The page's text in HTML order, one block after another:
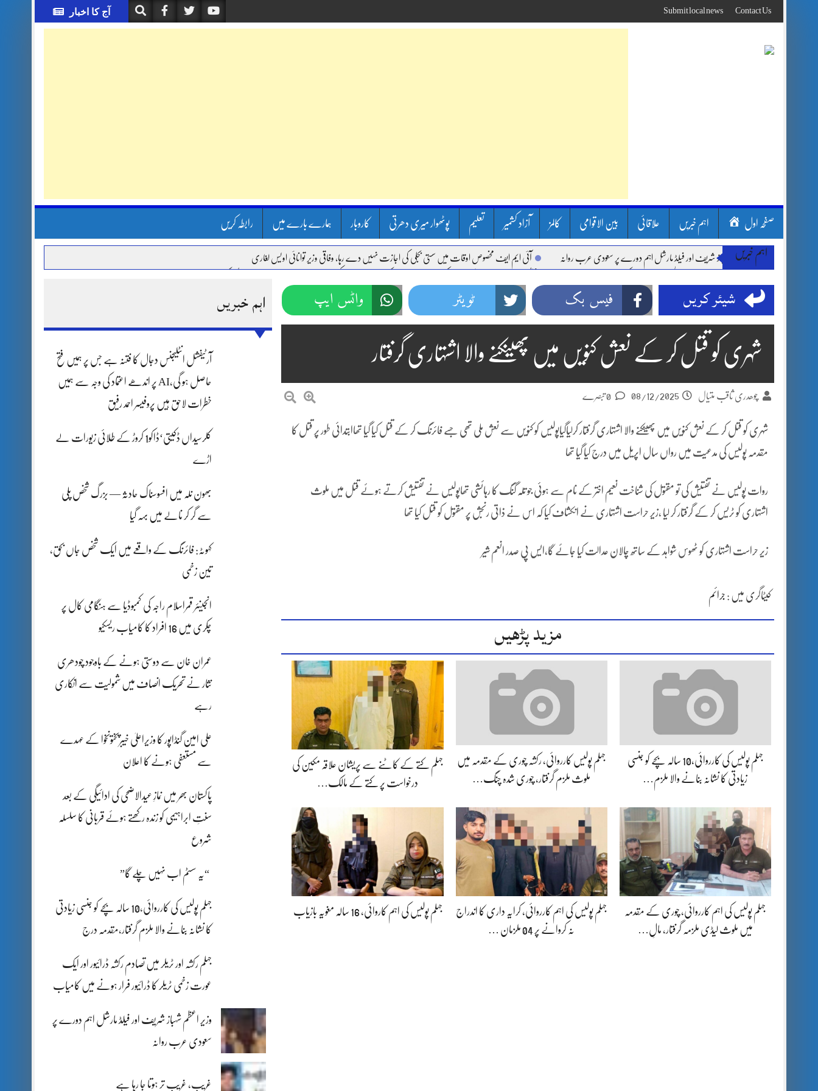
to
content
آج کا اخبار Contact Us
Submit local news
صفحہ اول اہم خبریں علاقائی بین الاقوامی کالمز آزاد کشمیر تعلیم پوٹھوار میری دھرتی کاروبار ہمارے بارے میں رابطہ کریں
اہم خبریں
وزیر اعظم شہباز شریف اور فیلڈ مارشل اہم دورے پر سعودی عرب روانہ آئی ایم ایف مخصوص اوقات میں سستی بجلی کی اجازت نہیں دے رہا، وفاقی وزیر توانائی اویس لغاری
ڈپٹی کمشنر راولپنڈی کیپٹن(ر) ندیم ناصر کا دورہء کلرسیداں اسلام آباد میں غیرملکی وفود کی آمد کے موقع پر ڈیوٹی سے غائب پولیس اہلکاروں کیخلاف سخت ایکشن، 2 اے ایس آئی سمیت 12 اہلکاروں کو نوکری سے فارغ کردیا گیا۔
مون سون بارشیں، لینڈ سلائیڈنگ اور کوٹلی ستیاں کے نظر انداز متاثرین اسسٹنٹ کمشنر کلرسیداں سیدہ زینب حسین کی پریس کانفرنس شہید گر وپ کیپٹنعاصم طارق مکمل فوجی اعزاز کے ساتھ سپردِ خاک
اہم خبریں
آرٹیفشل انٹلیجنس دجال کا فتنہ ہے جس پر ہمیں فتح
حاصل ہو گی،AI پر اندھے اعتماد کی وجہ سے ہمیں
خطرات لاحق ہیں پروفیسر احمد رفیق
کلرسیداں ڈکیتی‘ڈاکو1 کروڑ کے طلائی زیورات لے
اڑے
بھون نلہ میں افسوسناک حادثہ — بزرگ شخص پلی
سے گر کر نالے میں بہہ گیا
کہوٹہ: فائرنگ کے واقعے میں ایک شخص جاں بحق،
تین زخمی
انجینئر قمراسلام راجہ کی کمبوڈیا سے ہنگامی کال پر
چکری میں 16 افراد کا کامیاب ریسکیو
عمران خان سے دوستی ہونے کے باوجود چودھری
نثار نے تحریک انصاف میں شمولیت سے انکاری
رہے
علی امین گنڈاپور کا وزیراعلیٰ خیبرپختونخوا کے عہدے
سے مستعفی ہونے کا اعلان
پاکستان بھر میں نمازِ عیدالاضحی کی ادائیگی کے بعد
سنتِ ابراہیمی کو زندہ رکھتے ہوئے قربانی کا سلسلہ
شروع
“یہ سسٹم اب نہیں چلے گا”
جہلم پولیس کی کارروائی،10 سالہ بچے کو جنسی زیادتی
کا نشانہ بنانے والا ملزم گرفتار،مقدمہ درج
جہلم رکشہ اور ٹریلر میں تصادم رکشہ ڈرائیور اور ایک
عورت زخمی ٹریلر کا ڈرائیور فرار ہونے میں کامیاب
وزیر اعظم شہباز شریف اور فیلڈ مارشل اہم دورے پر
سعودی عرب روانہ
غریب، غریب تر ہوتا جا رہا ہے
شیئر کریں فیس بک ٹویٹر واٹس ایپ
شہری کو قتل کر کے نعش کنویں میں پھینکنے والا اشتہاری گرفتار
چوھدری ثاقب متیال 08/12/2025
شہری کو قتل کر کے نعش کنویں میں پھینکنے والا اشتہاری گرفتار کرلیاگیاپولیس کو کنویں سے نعش ملی تھی جسے فائرنگ کر کے قتل کیا گیا تھاابتدائی طور پر قتل کا
مقدمہ پولیس کی مدعیت میں رواں سال اپریل میں درج کیا گیا تھا
روات پولیس نے تفتیش کی تو مقتول کی شناخت نعیم اختر کے نام سے ہوئی جو تلہ گنگ کا رہائشی تھاپولیس نے تفتیش کرتے ہوئے قتل میں ملوث
اشتہاری کو ٹریس کر کے گرفتار کر لیا ،زیر حراست اشتہاری نے انکشاف کیا کہ اس نے ذاتی رنجش پر مقتول کو قتل کیا تھا
زیر حراست اشتہاری کو ٹھوس شواہد کے ساتھ چالان عدالت کیا جائے گا،ایس پی صدر انعم شیر
کیٹاگری میں : جرائم
مزید پڑھیں
جہلم پولیس کی کارروائی،10 سالہ بچے کو جنسی
زیادتی کا نشانہ بنانے والا ملزم…
جہلم پولیس کارروائی، رکشہ چوری کے مقدمہ میں
ملوث ملزم گرفتار، چوری شدہ چنگ…
جہلم کتے کے کاٹنے سے پریشان علاقہ مکین کی
درخواست پر کتے کے مالک…
جہلم پولیس کی اہم کارروائی، چوری کے مقدمہ
میں ملوث لیڈی ملزمہ گرفتار، مالِ…
جہلم پولیس کی اہم کارروائی، کرایہ داری کا اندراج
نہ کروانے پر 04 ملزمان …
جہلم پولیس کی اہم کاروائی، 16 سالہ مغویہ بازیاب